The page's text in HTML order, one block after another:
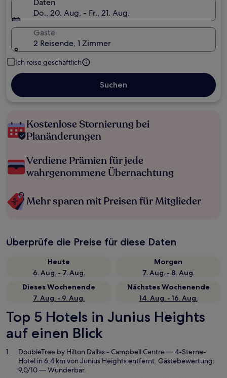
Daten
Do., 20. Aug. - Fr., 21. Aug.
Gäste
2 Reisende, 1 Zimmer
Ich reise geschäftlich
Suchen
Kostenlose Stornierung bei
Planänderungen
Verdiene Prämien für jede
wahrgenommene Übernachtung
Mehr sparen mit Preisen für Mitglieder
Überprüfe die Preise für diese Daten
Heute
6. Aug. - 7. Aug.
Morgen
7. Aug. - 8. Aug.
Dieses Wochenende
7. Aug. - 9. Aug.
Nächstes Wochenende
14. Aug. - 16. Aug.
Top 5 Hotels in Junius Heights
auf einen Blick
DoubleTree by Hilton Dallas - Campbell Centre— 4-Sterne-
Hotel in 6,4 km von Junius Heights entfernt. Gästebewertung:
9,0/10 — Wunderbar.